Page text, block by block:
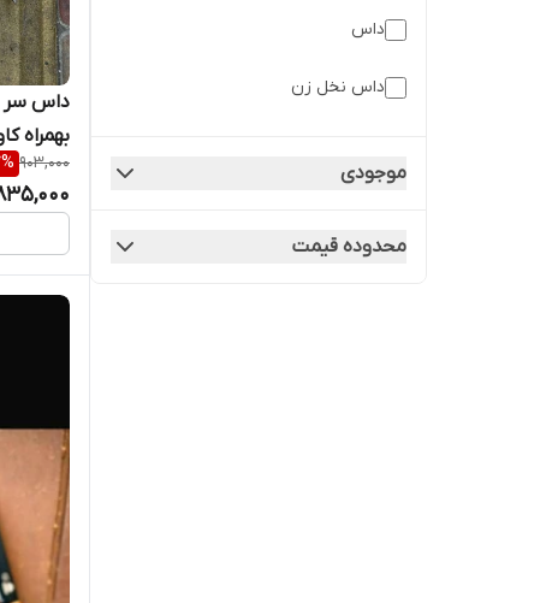
داس
داس نخل زن
موجودی
محدوده قیمت
بهمراه کاور طول کار ۵۵
903,000
%